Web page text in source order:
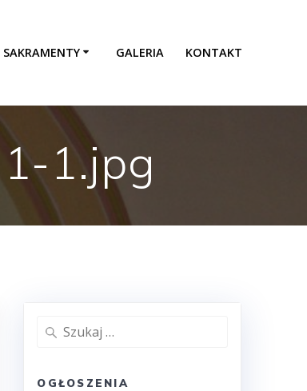
SAKRAMENTY GALERIA KONTAKT
1.jpg
Szukaj:
OGŁOSZENIA